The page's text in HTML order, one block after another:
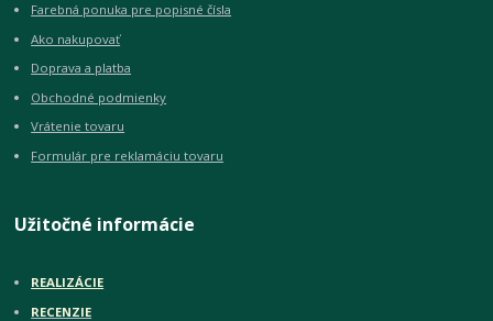
Farebná ponuka pre popisné čísla
Ako nakupovať
Doprava a platba
Obchodné podmienky
Vrátenie tovaru
Formulár pre reklamáciu tovaru
Užitočné informácie
REALIZÁCIE
RECENZIE